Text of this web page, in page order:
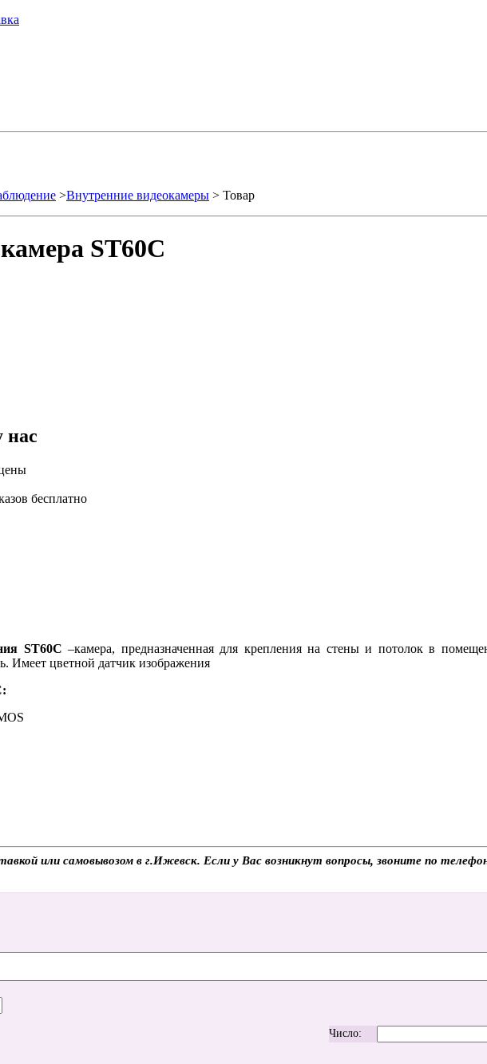
>Внутренние видеокамеры > Товар
ST60C
нас
бесплатно
ST60C –камера, предназначенная для крепления на стены и потолок в
Имеет цветной датчик изображения
или самовывозом в г.Ижевск. Если у Вас возникнут вопросы, звоните по
Число: